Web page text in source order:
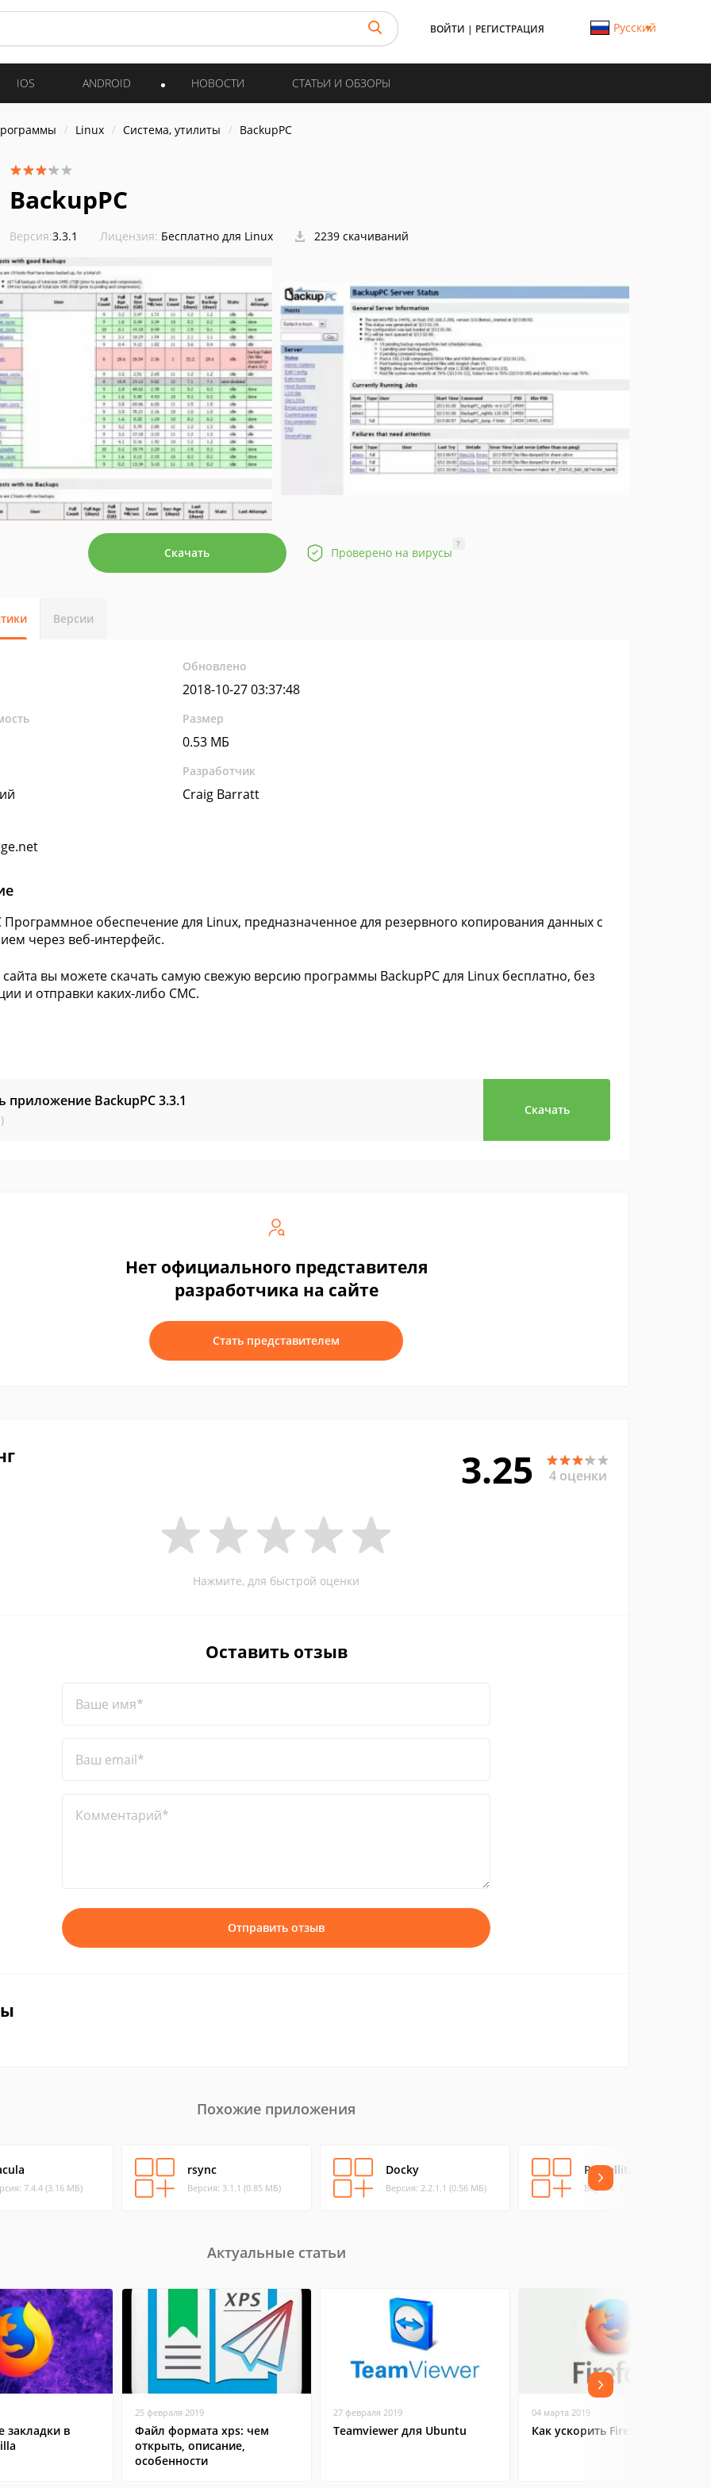
ВОЙТИ | РЕГИСТРАЦИЯ Русский
IOS ANDROID НОВОСТИ СТАТЬИ И ОБЗОРЫ
Linux Система, утилиты BackupPC
BackupPC
Версия:3.3.1 Лицензия: Бесплатно для Linux 2239 скачиваний
Скачать Проверено на вирусы
?
Версии
Обновлено
2018-10-27 03:37:48
Размер
0.53 МБ
Разработчик
Craig Barratt
Программное обеспечение для Linux, предназначенное для резервного копирования данных с
через веб-интерфейс.
вы можете скачать самую свежую версию программы BackupPC для Linux бесплатно, без
и отправки каких-либо СМС.
приложение BackupPC3.3.1
Скачать
Нет официального представителя
разработчика на сайте
Стать представителем
3.25 4 оценки
Нажмите, для быстрой оценки
Оставить отзыв
Ваше имя*
Ваш email*
Комментарий*
Отправить отзыв
Похожие приложения
7.4.4 (3.16 МБ)
rsync
Версия: 3.1.1 (0.85 МБ)
Docky
Версия: 2.2.1.1 (0.56 МБ)
Parcellite
Версия: 1.1.9 (0.69 МБ)
Актуальные статьи
закладки в
25 февраля 2019
Файл формата xps: чем
открыть, описание,
особенности
27 февраля 2019
Teamviewer для Ubuntu
04 марта 2019
Как ускорить Firefox